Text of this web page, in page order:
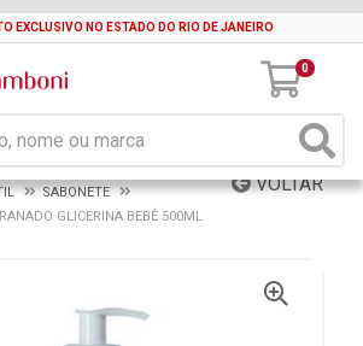
EXCLUSIVO NO ESTADO DO RIO DE JANEIRO
0
VOLTAR
SABONETE
GLICERINA BEBÊ 500ML